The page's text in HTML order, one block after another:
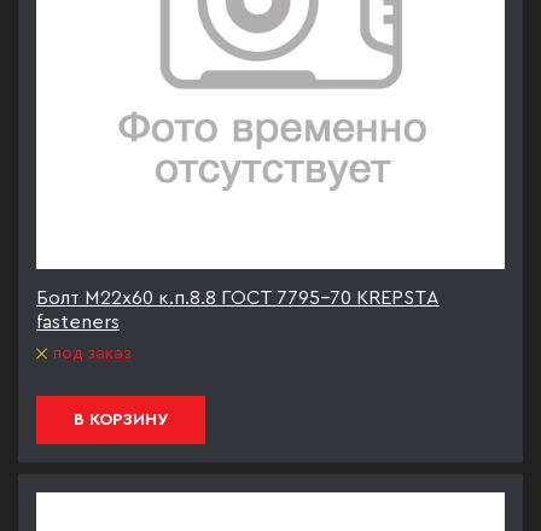
Болт М22х60 к.п.8.8 ГОСТ 7795-70 KREPSTA
fasteners
под заказ
В КОРЗИНУ